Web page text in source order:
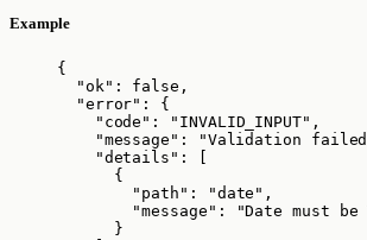
Example
{
"ok" : false ,
"error" : {
"code" : " INVALID_INPUT" ,
"message" : "Validation failed:
"details" : [
{
"path" : "date " ,
"message" : "Date must be
}